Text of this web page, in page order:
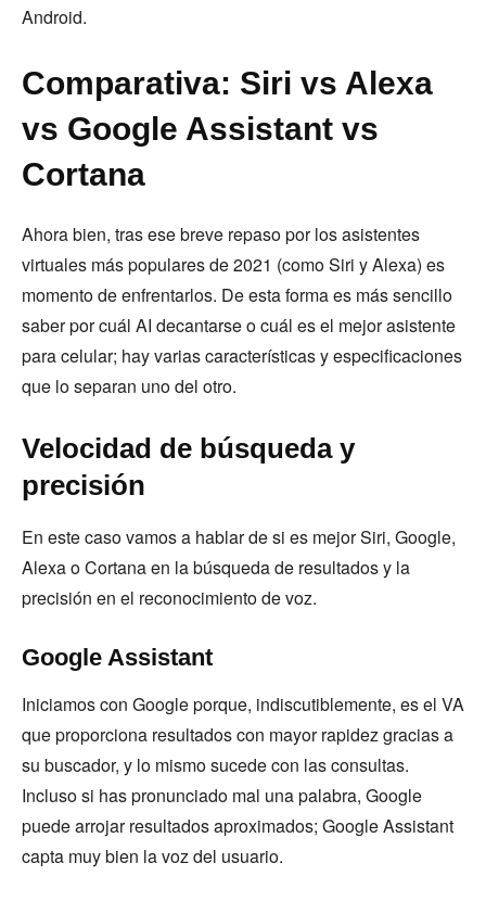
Android.
Comparativa: Siri vs Alexa
vs Google Assistant vs
Cortana
Ahora bien, tras ese breve repaso por los asistentes
virtuales más populares de 2021 (como Siri y Alexa) es
momento de enfrentarlos. De esta forma es más sencillo
saber por cuál AI decantarse o cuál es el mejor asistente
para celular; hay varias características y especificaciones
que lo separan uno del otro.
Velocidad de búsqueda y
precisión
En este caso vamos a hablar de si es mejor Siri, Google,
Alexa o Cortana en la búsqueda de resultados y la
precisión en el reconocimiento de voz.
Google Assistant
Iniciamos con Google porque, indiscutiblemente, es el VA
que proporciona resultados con mayor rapidez gracias a
su buscador, y lo mismo sucede con las consultas.
Incluso si has pronunciado mal una palabra, Google
puede arrojar resultados aproximados; Google Assistant
capta muy bien la voz del usuario.